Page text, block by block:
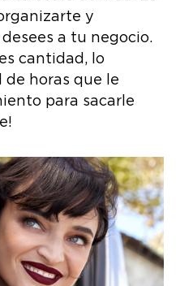
y
a tu negocio.
cantidad, lo
horas que le
para sacarle